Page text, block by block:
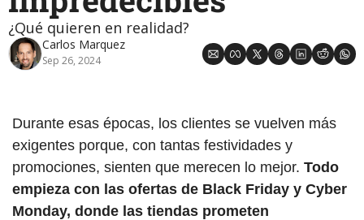
¿Qué quieren en realidad?
Carlos Marquez
Sep 26, 2024
Durante esas épocas, los clientes se vuelven más
exigentes porque, con tantas festividades y
promociones, sienten que merecen lo mejor. Todo
empieza con las ofertas de Black Friday y Cyber
Monday, donde las tiendas prometen